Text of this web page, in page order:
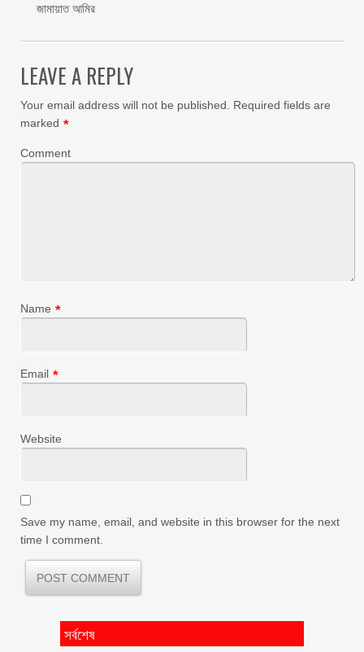
জামায়াত আমির
LEAVE A REPLY
Your email address will not be published.
Required fields are
marked *
Comment
Name *
Email *
Website
Save my name, email, and website in this browser for the next
time I comment.
সর্বশেষ